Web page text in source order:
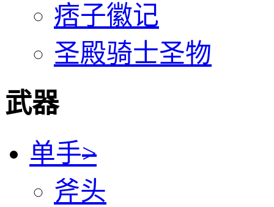
痞子徽记
圣殿骑士圣物
武器
单手>
斧头